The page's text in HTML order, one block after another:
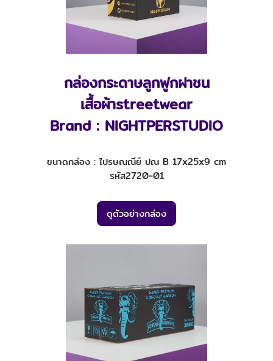
กล่องกระดาษลูกฟูกฝาชน
เสื้อผ้าstreetwear
Brand : NIGHTPERSTUDIO
ขนาดกล่อง : ไปรษณณีย์ ปณ B 17x25x9 cm
รหัส2720-01
ดูตัวอย่างกล่อง